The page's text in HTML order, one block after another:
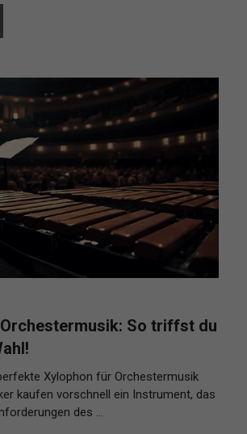
So triffst du
Xylophon für Orchestermusik
kaufen vorschnell ein Instrument, das
des …